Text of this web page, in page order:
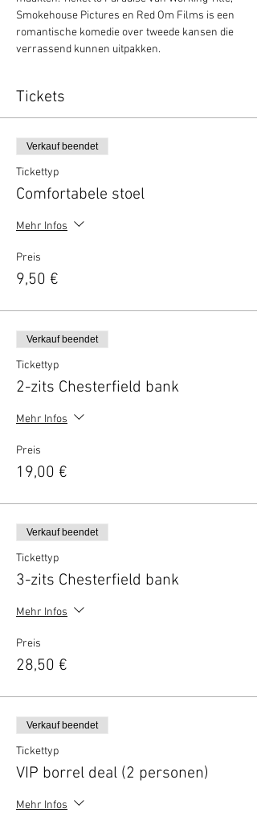
Smokehouse Pictures en Red Om Films is een
romantische komedie over tweede kansen die
verrassend kunnen uitpakken.
Tickets
Verkauf beendet
Tickettyp
Comfortabele stoel
Mehr Infos
Preis
9,50 €
Verkauf beendet
Tickettyp
2-zits Chesterfield bank
Mehr Infos
Preis
19,00 €
Verkauf beendet
Tickettyp
3-zits Chesterfield bank
Mehr Infos
Preis
28,50 €
Verkauf beendet
Tickettyp
VIP borrel deal (2 personen)
Mehr Infos